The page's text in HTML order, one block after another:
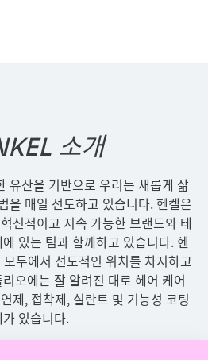
소개
유산을 기반으로 우리는 새롭게 삶
을 매일 선도하고 있습니다. 헨켈은
신적이고 지속 가능한 브랜드와 테
있는 팀과 함께하고 있습니다. 헨
두에서 선도적인 위치를 차지하고
오에는 잘 알려진 대로 헤어 케어
제, 접착제, 실란트 및 기능성 코팅
가 있습니다.